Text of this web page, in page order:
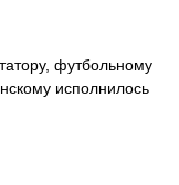
футбольному
исполнилось